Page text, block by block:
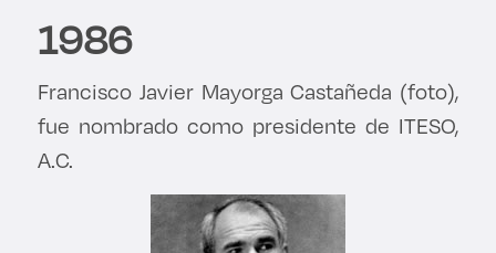
1986
Francisco Javier Mayorga Castañeda (foto),
fue nombrado como presidente de ITESO,
A.C.